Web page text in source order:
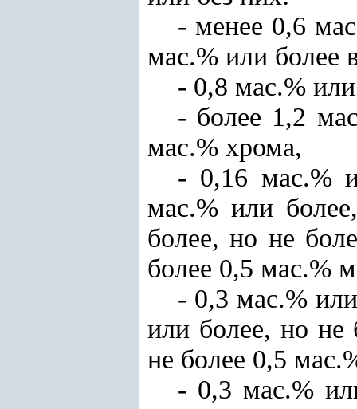
- менее 0,6
мас.% или более
- 0,8 мас.%
- более 1,2
мас.% хрома,
- 0,16 мас.%
мас.% или
более, но не
более 0,5 мас.%
- 0,3 мас.%
или более, но не
не более 0,5
- 0,3 мас.%